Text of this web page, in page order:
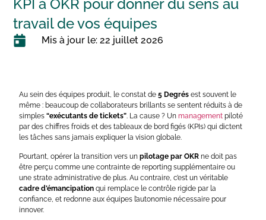
KPI à OKR pour donner du sens au
travail de vos équipes
Mis à jour le: 22 juillet 2026
Au sein des équipes produit, le constat de5 Degrés est souvent le
même : beaucoup de collaborateurs brillants se sentent réduits à de
simples“exécutants de tickets”. La cause ? Unmanagement piloté
par des chiffres froids et des tableaux de bord figés (KPIs) qui dictent
les tâches sans jamais expliquer la vision globale.
Pourtant, opérer la transition vers unpilotage par OKR ne doit pas
être perçu comme une contrainte de reporting supplémentaire ou
une strate administrative de plus. Au contraire, c’est un véritable
cadre d’émancipation qui remplace le contrôle rigide par la
confiance, et redonne aux équipes l’autonomie nécessaire pour
innover.